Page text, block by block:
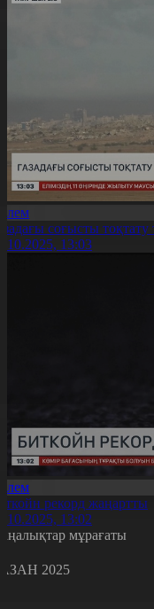
соғысты тоқтату
13:03
рекорд жаңартты
13:02
мұрағаты
2025